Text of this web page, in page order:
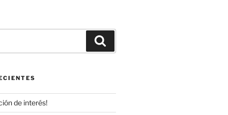
de interés!